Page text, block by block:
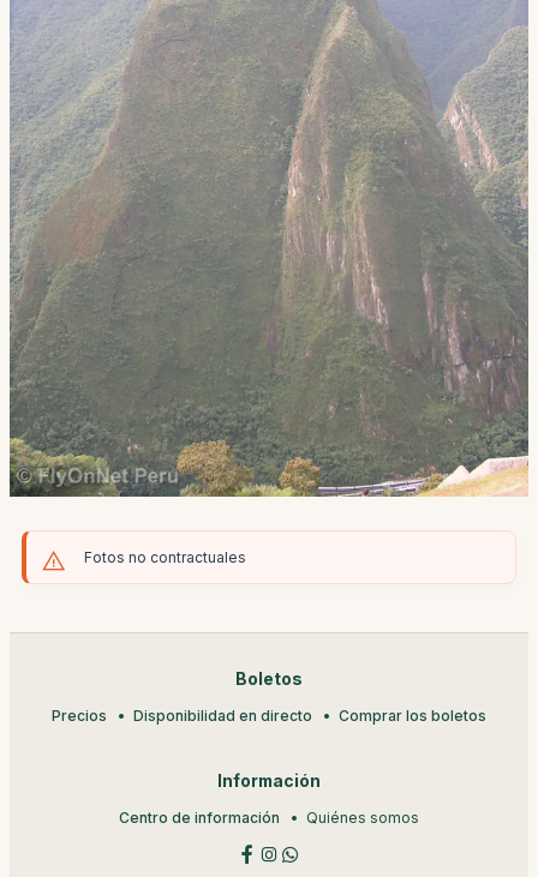
Fotos no contractuales
Boletos
Precios Disponibilidad en directo Comprar los boletos
Información
Centro de información Quiénes somos